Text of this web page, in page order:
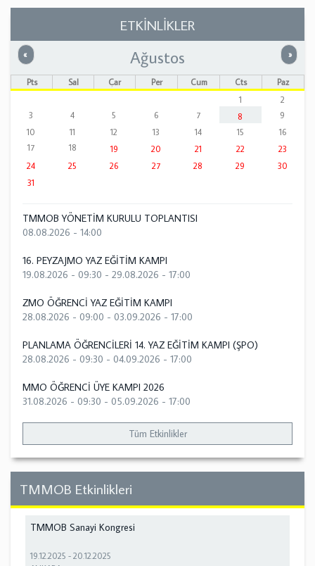
ETKİNLİKLER
« Önceki »
Ağustos
Pts Sal Çar Per Cum Cts
Paz
1
2
3
4 5 6 7 8
9
10
11 12 13 14 15
16
17
18 19 20 21 22
23
24
25 26 27 28 29
30
31
TMMOB YÖNETİM KURULU TOPLANTISI
08.08.2026 - 14:00
16. PEYZAJMO YAZ EĞİTİM KAMPI
19.08.2026 - 09:30 - 29.08.2026 - 17:00
ZMO ÖĞRENCİ YAZ EĞİTİM KAMPI
28.08.2026 - 09:00 - 03.09.2026 - 17:00
PLANLAMA ÖĞRENCİLERİ 14. YAZ EĞİTİM KAMPI (ŞPO)
28.08.2026 - 09:30 - 04.09.2026 - 17:00
MMO ÖĞRENCİ ÜYE KAMPI 2026
31.08.2026 - 09:30 - 05.09.2026 - 17:00
Tüm Etkinlikler
TMMOB Etkinlikleri
TMMOB Sanayi Kongresi
19.12.2025 -20.12.2025